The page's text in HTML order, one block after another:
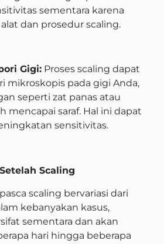
sementara karena
dan prosedur scaling.
Gigi: Proses scaling dapat
mikroskopis pada gigi Anda,
seperti zat panas atau
mencapai saraf. Hal ini dapat
sensitivitas.
Scaling
scaling bervariasi dari
kebanyakan kasus,
sementara dan akan
hari hingga beberapa